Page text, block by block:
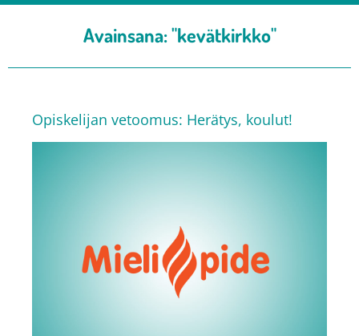
Avainsana:"kevätkirkko"
Opiskelijan vetoomus: Herätys, koulut!